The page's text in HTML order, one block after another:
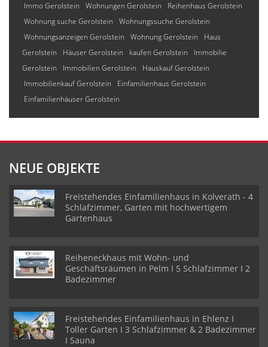
Immo Gerolstein
Wohnungen Gerolstein
Reihenhaus Gerolstein
Wohnung suche Gerolstein
Wohnungssuche Gerolstein
Wohnungsanzeigen Gerolstein
Wohnung Gerolstein
Haus
Gerolstein
Häuser Gerolstein kaufen Gerolstein
Immobilie
Gerolstein
Immobilien Gerolstein
Hauskauf Gerolstein
Immobilienkauf Gerolstein
Einfamilienhaus Gerolstein
Einfamilienhäuser Gerolstein
NEUE OBJEKTE
Freistehendes Einfamilienhaus in Kolverath - 4
Schlafzimmer, Garten mit hochwertigem
Gartenhaus
Reiheneckhaus mit Wohn- und
Geschäftsräumen in Pelm I 5 Schlafzimmer I 2
Badezimmer
Freistehendes Einfamilienhaus in Ehlenz I
Toller Garten I 3 Schlafzimmer & 2 Badezimmer
I Sauna